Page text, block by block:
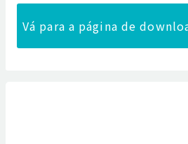
Vá para a página de